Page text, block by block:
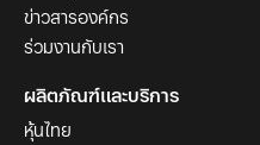
ข่าวสารองค์กร
ร่วมงานกับเรา
ผลิตภัณฑ์และบริการ
หุ้นไทย